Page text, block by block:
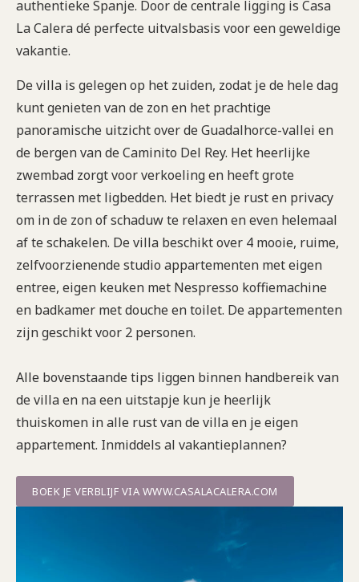
authentieke Spanje. Door de centrale ligging is Casa
La Calera dé perfecte uitvalsbasis voor een geweldige
vakantie.
De villa is gelegen op het zuiden, zodat je de hele dag
kunt genieten van de zon en het prachtige
panoramische uitzicht over de Guadalhorce-vallei en
de bergen van de Caminito Del Rey. Het heerlijke
zwembad zorgt voor verkoeling en heeft grote
terrassen met ligbedden. Het biedt je rust en privacy
om in de zon of schaduw te relaxen en even helemaal
af te schakelen. De villa beschikt over 4 mooie, ruime,
zelfvoorzienende studio appartementen met eigen
entree, eigen keuken met Nespresso koffiemachine
en badkamer met douche en toilet. De appartementen
zijn geschikt voor 2 personen.
Alle bovenstaande tips liggen binnen handbereik van
de villa en na een uitstapje kun je heerlijk
thuiskomen in alle rust van de villa en je eigen
appartement. Inmiddels al vakantieplannen?
BOEK JE VERBLIJF VIA WWW.CASALACALERA.COM